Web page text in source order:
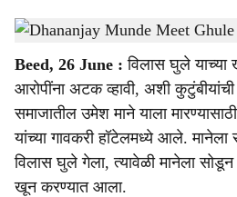
a
r
e
Dhananjay Munde Meet Ghule family-
Beed, 26 June : विलास घुले याच्या
आरोपींना अटक व्हावी, अशी
समाजातील उमेश माने याला
यांच्या गावकरी हॉटेलमध्ये आले. मानेला
विलास घुले गेला, त्यावेळी मानेला सोडून
खून करण्यात आला.